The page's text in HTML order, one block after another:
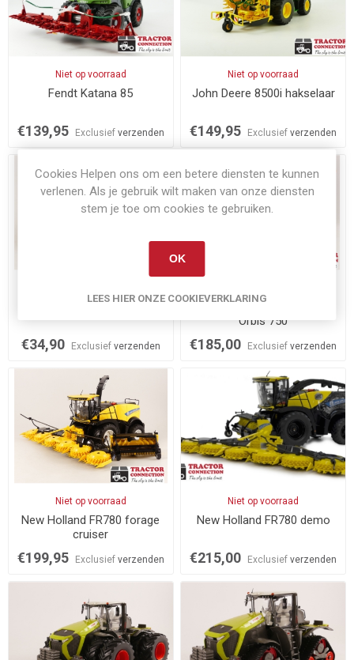
Niet op voorraad
Fendt Katana 85
€139,95 Exclusief verzenden
Niet op voorraad
John Deere 8500i hakselaar
€149,95 Exclusiefverzenden
Claas Pickup 300
€34,90 Exclusief verzenden
Claas Jaguar 960TT met
Orbis 750
€185,00 Exclusiefverzenden
Niet op voorraad
New Holland FR780 forage
cruiser
€199,95 Exclusief verzenden
Niet op voorraad
New Holland FR780 demo
€215,00 Exclusiefverzenden
Cookies Helpen ons om een betere diensten te kunnen
verlenen. Als je gebruik wilt maken van onze diensten
stem je toe om cookies te gebruiken.
OK
LEES HIER ONZE COOKIEVERKLARING